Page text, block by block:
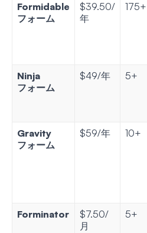
Formidable
フォーム
$39.50/
年
175+
Ninja
フォーム
$49/年 5+
Gravity
フォーム
$59/年 10+
Forminator
$7.50/
月
5+